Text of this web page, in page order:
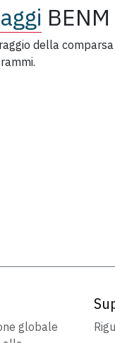
BENM
della
globale